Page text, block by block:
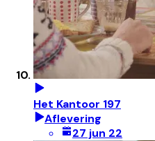
Het Kantoor 197
Aflevering
27 jun 22